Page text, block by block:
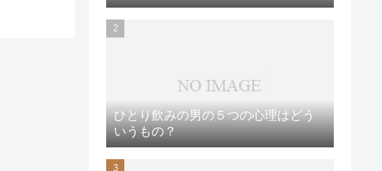
ひとり飲みの男の５つの心理はどう
いうもの？